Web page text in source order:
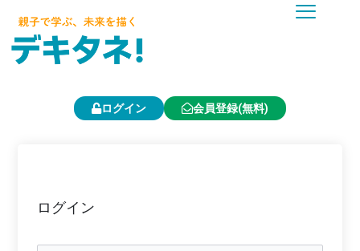
ログイン 会員登録(無料)
ログイン